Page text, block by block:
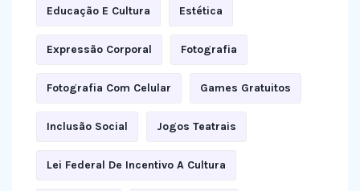
Educação E Cultura Estética
Expressão Corporal Fotografia
Fotografia Com Celular Games Gratuitos
Inclusão Social Jogos Teatrais
Lei Federal De Incentivo A Cultura